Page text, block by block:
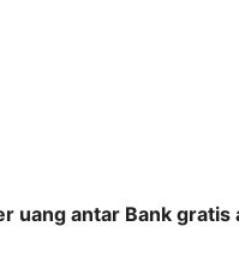
uang antar Bank gratis